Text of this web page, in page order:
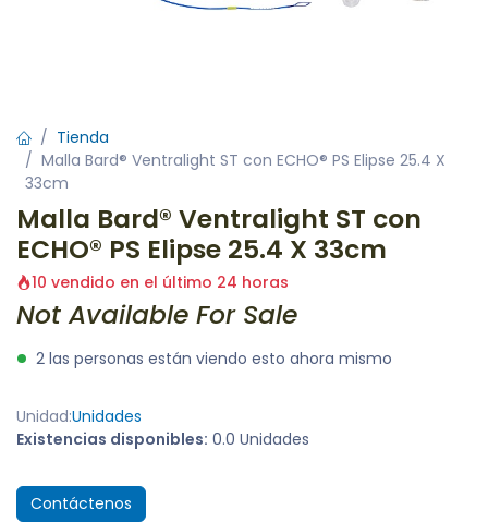
Tienda
Malla Bard® Ventralight ST con ECHO® PS Elipse 25.4 X
33cm
Malla Bard® Ventralight ST con
ECHO® PS Elipse 25.4 X 33cm
10 vendido en el último 24 horas
Not Available For Sale
2 las personas están viendo esto ahora mismo
Unidad:Unidades
Existencias disponibles: 0.0 Unidades
Contáctenos